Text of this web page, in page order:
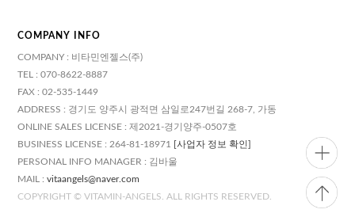
COMPANY INFO
COMPANY : 비타민엔젤스(주)
TEL : 070-8622-8887
FAX : 02-535-1449
ADDRESS : 경기도 양주시 광적면 삼일로247번길 268-7, 가동
ONLINE SALES LICENSE : 제2021-경기양주-0507호
BUSINESS LICENSE : 264-81-18971 [사업자 정보 확인]
PERSONAL INFO MANAGER : 김바울
MAIL :vitaangels@naver.com
COPYRIGHT © VITAMIN-ANGELS. ALL RIGHTS RESERVED.